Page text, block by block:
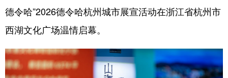
德令哈”2026德令哈杭州城市展宣活动在浙江省杭州市
西湖文化广场温情启幕。